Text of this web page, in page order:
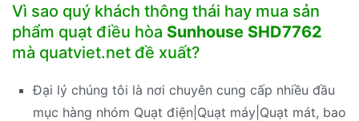
Vì sao quý khách thông thái hay mua sản
phẩm quạt điều hòa Sunhouse SHD7762
mà quatviet.net đề xuất?
Đại lý chúng tôi là nơi chuyên cung cấp nhiều đầu
mục hàng nhóm Quạt điện|Quạt máy|Quạt mát, bao